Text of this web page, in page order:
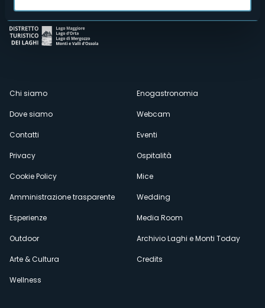
Menù
secondario
Chi siamo
Dove siamo
Contatti
Privacy
Cookie Policy
Amministrazione trasparente
Esperienze
Outdoor
Arte & Cultura
Wellness
Enogastronomia
Webcam
Eventi
Ospitalità
Mice
Wedding
Media Room
Archivio Laghi e Monti Today
Credits